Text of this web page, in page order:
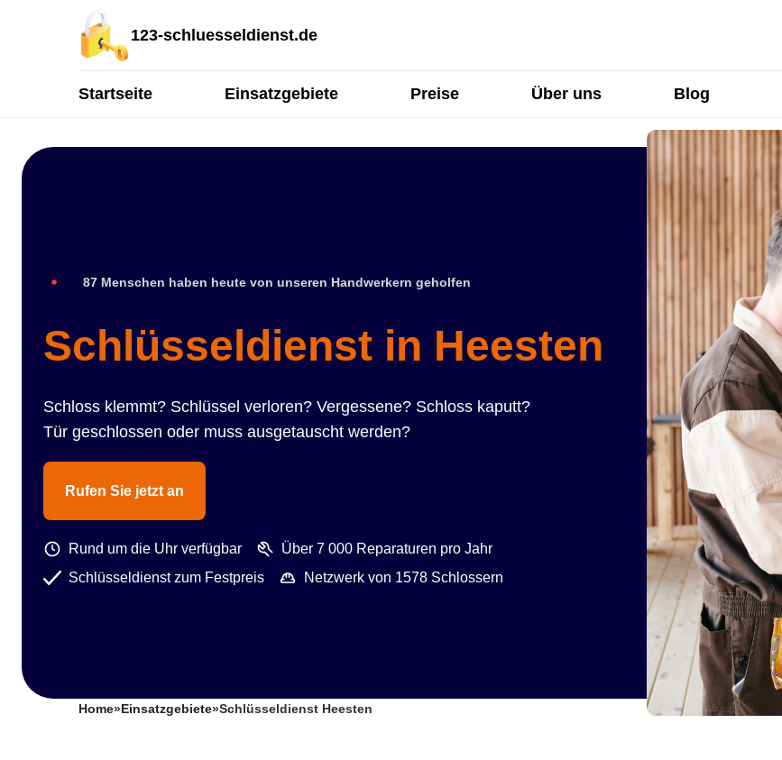
123-schluesseldienst.de
Startseite Einsatzgebiete Preise Über uns Blog
87 Menschen haben heute von unseren Handwerkern geholfen
Schlüsseldienst in Heesten
Schloss klemmt? Schlüssel verloren? Vergessene? Schloss kaputt?
Tür geschlossen oder muss ausgetauscht werden?
Rufen Sie jetzt an
Rund um die Uhr verfügbar
Über 7 000 Reparaturen pro Jahr
Schlüsseldienst zum Festpreis
Netzwerk von 1578 Schlossern
Home» Einsatzgebiete»Schlüsseldienst Heesten